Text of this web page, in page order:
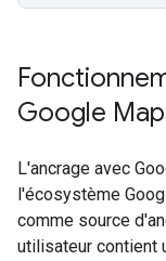
Google
L'ancrage avec
l'écosystème
comme source
utilisateur contient